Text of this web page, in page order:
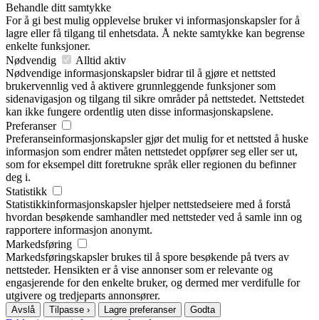
Behandle ditt samtykke
For å gi best mulig opplevelse bruker vi informasjonskapsler for å
lagre eller få tilgang til enhetsdata. Å nekte samtykke kan begrense
enkelte funksjoner.
Nødvendig
Alltid aktiv
Nødvendige informasjonskapsler bidrar til å gjøre et nettsted
brukervennlig ved å aktivere grunnleggende funksjoner som
sidenavigasjon og tilgang til sikre områder på nettstedet. Nettstedet
kan ikke fungere ordentlig uten disse informasjonskapslene.
Preferanser
Preferanseinformasjonskapsler gjør det mulig for et nettsted å huske
informasjon som endrer måten nettstedet oppfører seg eller ser ut,
som for eksempel ditt foretrukne språk eller regionen du befinner
deg i.
Statistikk
Statistikkinformasjonskapsler hjelper nettstedseiere med å forstå
hvordan besøkende samhandler med nettsteder ved å samle inn og
rapportere informasjon anonymt.
Markedsføring
Markedsføringskapsler brukes til å spore besøkende på tvers av
nettsteder. Hensikten er å vise annonser som er relevante og
engasjerende for den enkelte bruker, og dermed mer verdifulle for
utgivere og tredjeparts annonsører.
Avslå Tilpasse › Lagre preferanser Godta
Nødvendig
Preferanser
Statistikk
Markedsføring